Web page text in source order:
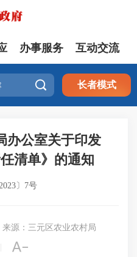
办事服务 互动交流
 长者模式
办公室关于印发
任清单》的通知
〕7号
来源：三元区农业农村局
